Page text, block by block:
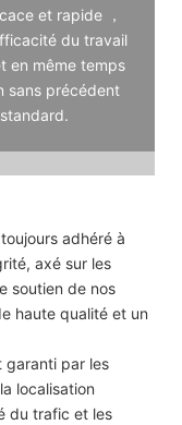
et rapide ，
du travail
en même temps
sans précédent
adhéré à
axé sur les
soutien de nos
haute qualité et un
garanti par les
localisation
du trafic et les